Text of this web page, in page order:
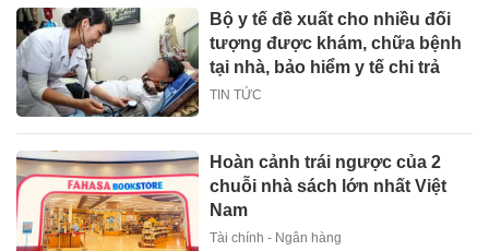
Bộ y tế đề xuất cho nhiều đối
tượng được khám, chữa bệnh
tại nhà, bảo hiểm y tế chi trả
TIN TỨC
Hoàn cảnh trái ngược của 2
chuỗi nhà sách lớn nhất Việt
Nam
Tài chính - Ngân hàng